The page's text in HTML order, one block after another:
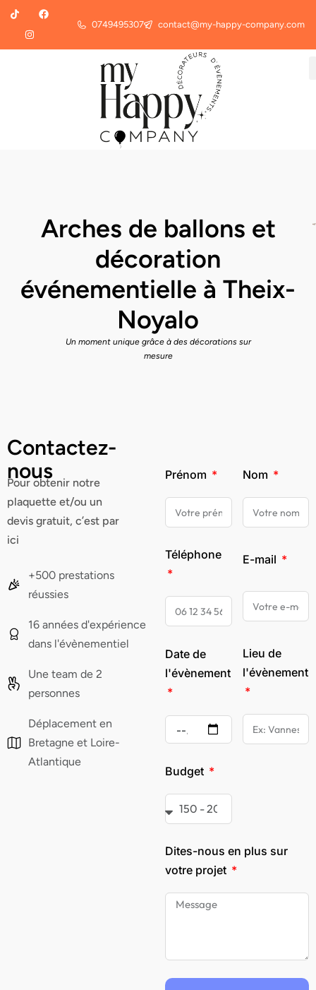
0749495307 contact@my-happy-company.com
Arches de ballons et
décoration
événementielle à Theix-
Noyalo
Un moment unique grâce à des décorations sur
mesure
Contactez-
nous
Pour obtenir notre
plaquette et/ou un
devis gratuit, c’est par
ici
+500 prestations
réussies
16 années d'expérience
dans l'évènementiel
Une team de 2
personnes
Déplacement en
Bretagne et Loire-
Atlantique
Prénom Nom
Téléphone E-mail
Date de
l'évènement
Lieu de
l'évènement
Budget
Dites-nous en plus sur
votre projet